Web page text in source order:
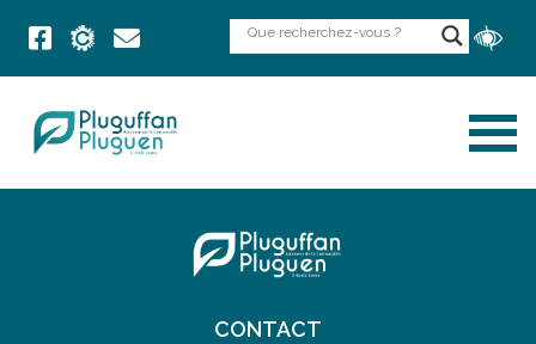
CONTACT